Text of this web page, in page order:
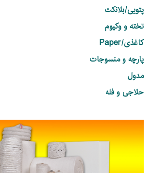
پتویی/بلانکت
تخته و وکیوم
کاغذی/Paper
پارچه و منسوجات
مدول
حلاجی و فله